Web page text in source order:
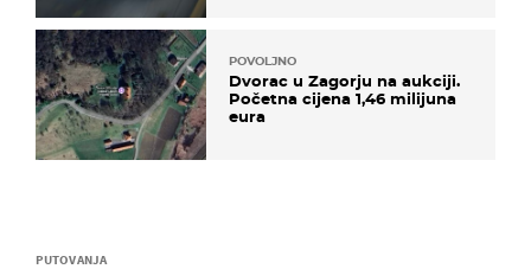
PUTOVANJA
POVOLJNO
Dvorac u Zagorju na aukciji.
Početna cijena 1,46 milijuna
eura